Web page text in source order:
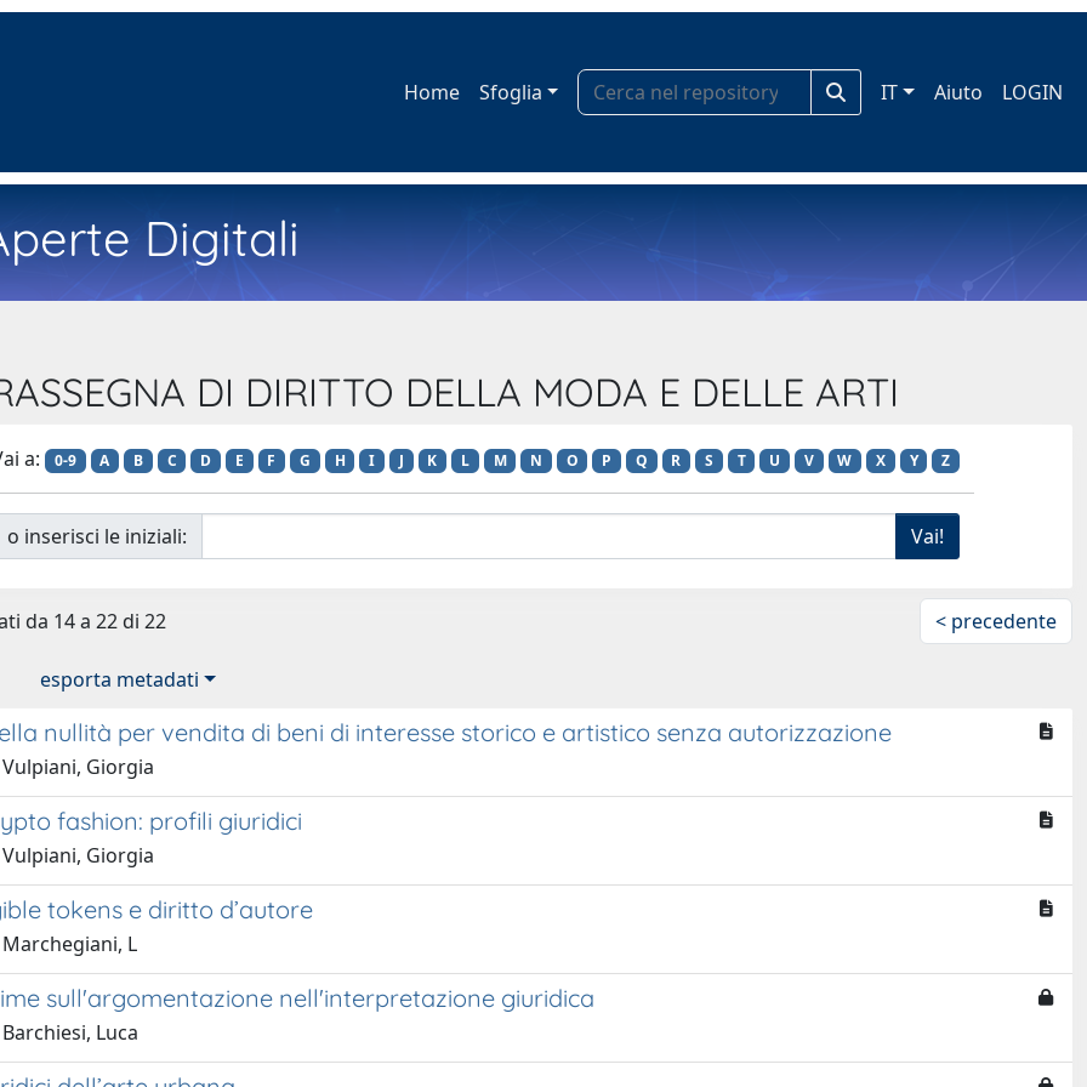
Home Sfoglia IT Aiuto LOGIN
Digitali
DI DIRITTO DELLA MODA E DELLE ARTI
a: 0-9 A B C D E F G H I J K L M N O P Q R S T U V W X Y Z
o inserisci le iniziali:
da 14 a 22 di 22 < precedente
esporta metadati
nullità per vendita di beni di interesse storico e artistico senza autorizzazione
Giorgia
fashion: profili giuridici
Giorgia
tokens e diritto d’autore
L
sull'argomentazione nell'interpretazione giuridica
Luca